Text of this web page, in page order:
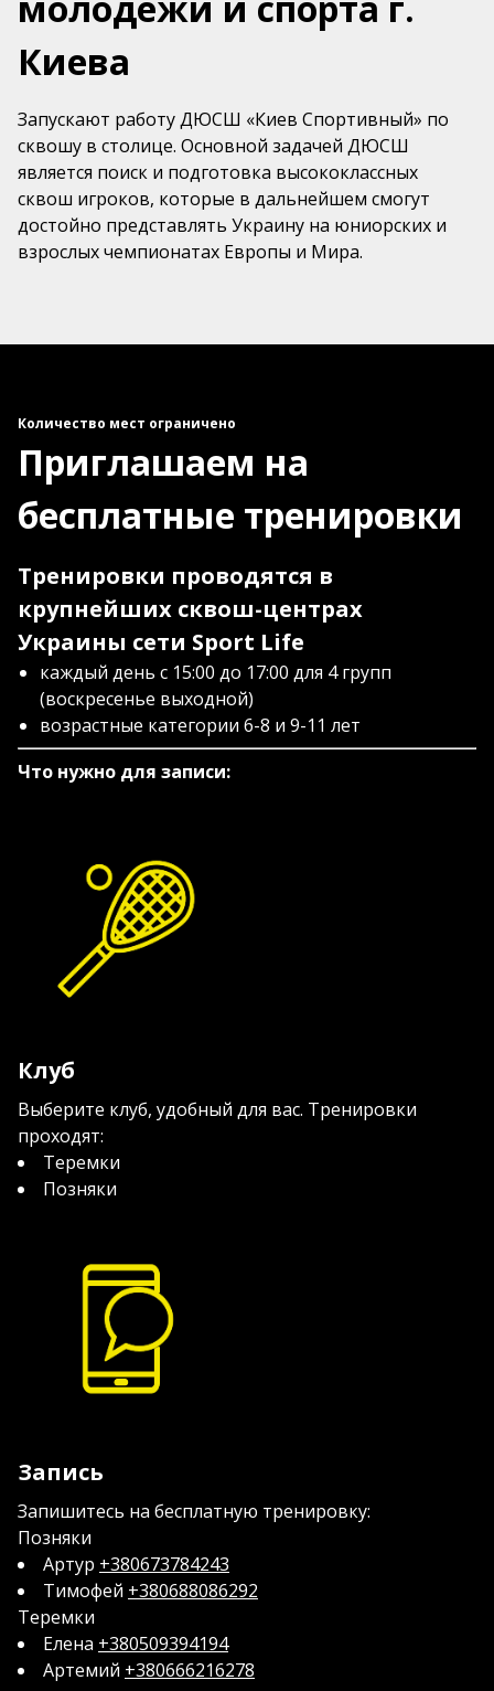
Киева
Запускают работу ДЮСШ «Киев Спортивный» по
сквошу в столице. Основной задачей ДЮСШ
является поиск и подготовка высококлассных
сквош игроков, которые в дальнейшем смогут
достойно представлять Украину на юниорских и
взрослых чемпионатах Европы и Мира.
Количество мест ограничено
Приглашаем на
бесплатные тренировки
Тренировки проводятся в
крупнейших сквош-центрах
Украины сети Sport Life
каждый день с 15:00 до 17:00 для 4 групп
(воскресенье выходной)
возрастные категории 6-8 и 9-11 лет
Что нужно для записи:
Клуб
Выберите клуб, удобный для вас. Тренировки
проходят:
Теремки
Позняки
Запись
Запишитесь на бесплатную тренировку:
Позняки
Артур +380673784243
Тимофей +380688086292
Теремки
Елена +380509394194
Артемий +380666216278